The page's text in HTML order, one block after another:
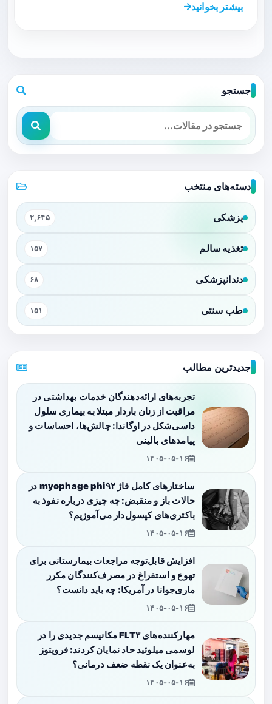
بیشتر بخوانید
جستجو
دسته‌های منتخب
پزشکی ۲,۶۴۵
تغذیه سالم ۱۵۷
دندانپزشکی ۶۸
طب سنتی ۱۵۱
جدیدترین مطالب
تجربه‌های ارائه‌دهندگان خدمات بهداشتی در
مراقبت از زنان باردار مبتلا به بیماری سلول
داسی‌شکل در اوگاندا: چالش‌ها، احساسات و
پیامدهای بالینی
۱۴۰۵-۰۵-۱۶
ساختارهای کامل فاژ myophage phi۹۲ در
حالات باز و منقبض: چه چیزی درباره نفوذ به
باکتری‌های کپسول‌دار می‌آموزیم؟
۱۴۰۵-۰۵-۱۶
افزایش قابل‌توجه مراجعات بیمارستانی برای
تهوع و استفراغ در مصرف‌کنندگان مکرر
ماری‌جوانا در آمریکا: چه باید دانست؟
۱۴۰۵-۰۵-۱۶
مهارکننده‌های FLT۳ مکانیسم جدیدی را در
لوسمی میلوئید حاد نمایان کردند: فروپتوز
به‌عنوان یک نقطه ضعف درمانی؟
۱۴۰۵-۰۵-۱۶